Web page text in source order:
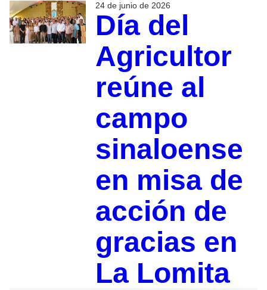
24 de junio de 2026
Día del
Agricultor
reúne al
campo
sinaloense
en misa de
acción de
gracias en
La Lomita